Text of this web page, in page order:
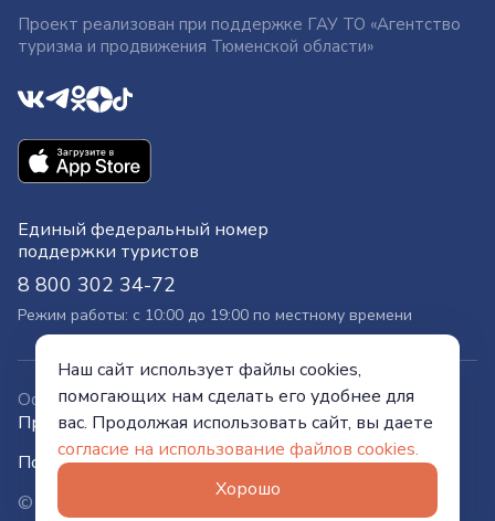
Проект реализован при поддержке ГАУ ТО «Агентство
туризма и продвижения Тюменской области»
Единый федеральный номер
поддержки туристов
8 800 302 34-72
Режим работы: с 10:00 до 19:00 по местному времени
Официальный сайт
Правительства Тюменской области
Политика конфиденциальности
© Visit Tyumen, 2026
Наш сайт использует файлы cookies,
помогающих нам сделать его удобнее для
вас. Продолжая использовать сайт, вы даете
согласие на использование файлов cookies.
Хорошо